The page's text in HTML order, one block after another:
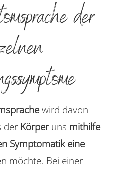
der
wird davon
der Körperuns mithilfe
Symptomatik eine
möchte. Bei einer